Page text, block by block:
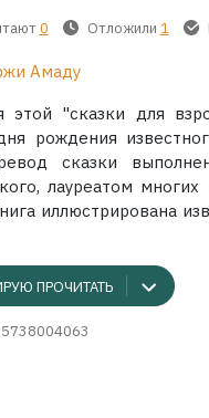
0 Отложили 1
Амаду
этой "сказки для
рождения
сказки
лауреатом
иллюстрирована
ПРОЧИТАТЬ